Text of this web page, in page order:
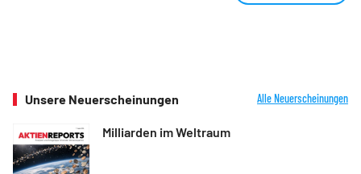
Unsere Neuerscheinungen Alle Neuerscheinungen
Milliarden im Weltraum